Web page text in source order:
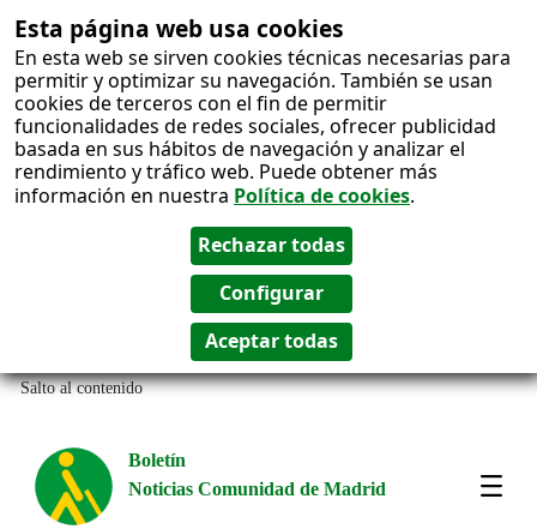
Esta página web usa cookies
En esta web se sirven cookies técnicas necesarias para
permitir y optimizar su navegación. También se usan
cookies de terceros con el fin de permitir
funcionalidades de redes sociales, ofrecer publicidad
basada en sus hábitos de navegación y analizar el
rendimiento y tráfico web. Puede obtener más
información en nuestra Política de cookies.
Salto al contenido
Boletín
Noticias Comunidad de Madrid